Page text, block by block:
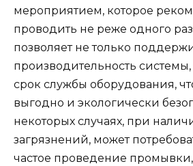
мероприятием, которое
проводить не реже одного
позволяет не только
производительность
срок службы оборудования,
выгодно и экологически
некоторых случаях, при
загрязнений, может
частое проведение промывки,